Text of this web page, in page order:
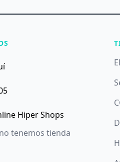
Hiper Shops
tenemos tienda